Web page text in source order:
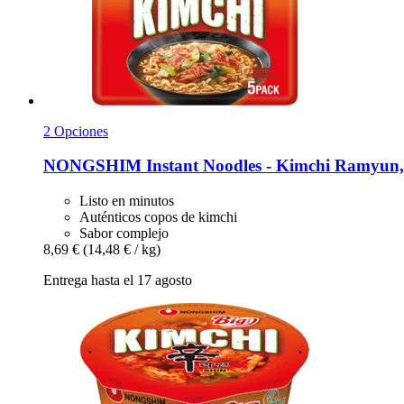
2 Opciones
NONGSHIM Instant Noodles -​ Kimchi
Listo en minutos
Auténticos copos de kimchi
Sabor complejo
8,69 € (14,48 € / kg)
Entrega hasta el 17 agosto